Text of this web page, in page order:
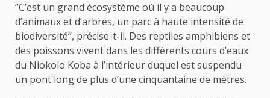
‘’C’est un grand écosystème où il y a beaucoup
d’animaux et d’arbres, un parc à haute intensité de
biodiversité’’, précise-t-il. Des reptiles amphibiens et
des poissons vivent dans les différents cours d’eaux
du Niokolo Koba à l’intérieur duquel est suspendu
un pont long de plus d’une cinquantaine de mètres.